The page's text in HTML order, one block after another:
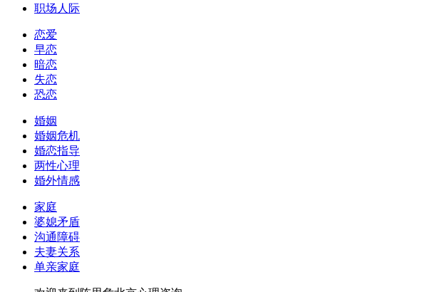
职场人际
恋爱
早恋
暗恋
失恋
恐恋
婚姻
婚姻危机
婚恋指导
两性心理
婚外情感
家庭
婆媳矛盾
沟通障碍
夫妻关系
单亲家庭